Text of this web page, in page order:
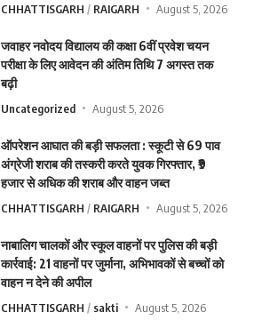
CHHATTISGARH RAIGARH August 5, 2026
जवाहर नवोदय विद्यालय की कक्षा 6वीं प्रवेश चयन
परीक्षा के लिए आवेदन की अंतिम तिथि 7 अगस्त तक
बढ़ी
Uncategorized August 5, 2026
ऑपरेशन आघात की बड़ी सफलता : स्कूटी से 69 पाव
अंग्रेजी शराब की तस्करी करते युवक गिरफ्तार, ₹9
हजार से अधिक की शराब और वाहन जब्त
CHHATTISGARH RAIGARH August 5, 2026
नाबालिग चालकों और स्कूल वाहनों पर पुलिस की बड़ी
कार्रवाई: 21 वाहनों पर जुर्माना, अभिभावकों से बच्चों को
वाहन न देने की अपील
CHHATTISGARH sakti August 5, 2026